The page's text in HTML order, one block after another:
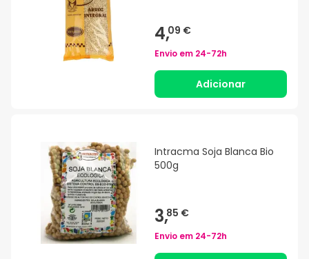
4,09 €
Envio em 24-72h
Adicionar
Intracma Soja Blanca Bio
500g
3,85 €
Envio em 24-72h